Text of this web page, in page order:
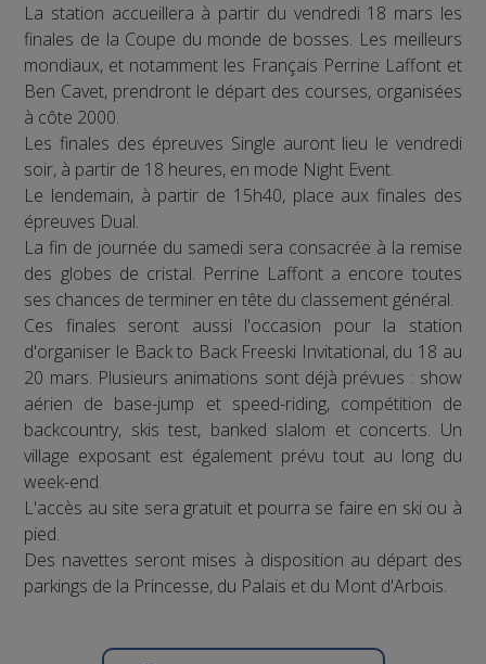
La station accueillera à partir du vendredi 18 mars les
finales de la Coupe du monde de bosses. Les meilleurs
mondiaux, et notamment les Français Perrine Laffont et
Ben Cavet, prendront le départ des courses, organisées
à côte 2000.
Les finales des épreuves Single auront lieu le vendredi
soir, à partir de 18 heures, en mode Night Event.
Le lendemain, à partir de 15h40, place aux finales des
épreuves Dual.
La fin de journée du samedi sera consacrée à la remise
des globes de cristal. Perrine Laffont a encore toutes
ses chances de terminer en tête du classement général.
Ces finales seront aussi l'occasion pour la station
d'organiser le Back to Back Freeski Invitational, du 18 au
20 mars. Plusieurs animations sont déjà prévues : show
aérien de base-jump et speed-riding, compétition de
backcountry, skis test, banked slalom et concerts. Un
village exposant est également prévu tout au long du
week-end.
L'accès au site sera gratuit et pourra se faire en ski ou à
pied.
Des navettes seront mises à disposition au départ des
parkings de la Princesse, du Palais et du Mont d'Arbois.